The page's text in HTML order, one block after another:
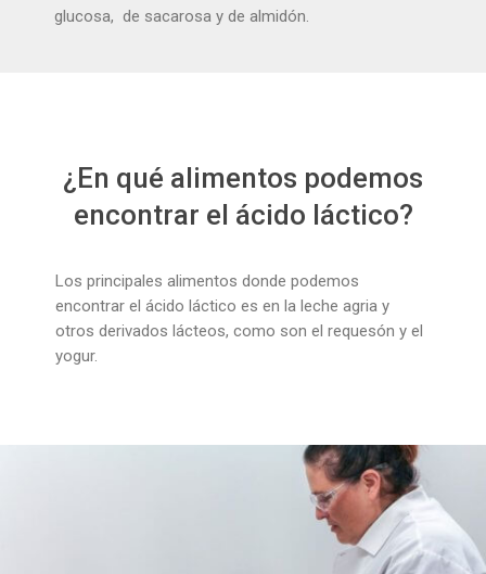
glucosa, de sacarosa y de almidón.
¿En qué alimentos podemos
encontrar el ácido láctico?
Los principales alimentos donde podemos
encontrar el ácido láctico es en la leche agria y
otros derivados lácteos, como son el requesón y el
yogur.